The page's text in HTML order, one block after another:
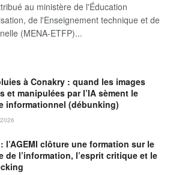
au ministère de l'Éducation
de l'Enseignement technique et de
(MENA-ETFP)...
à Conakry : quand les images
et manipulées par l’IA sèment le
informationnel (débunking)
l’AGEMI clôture une formation sur le
de l’information, l’esprit critique et le